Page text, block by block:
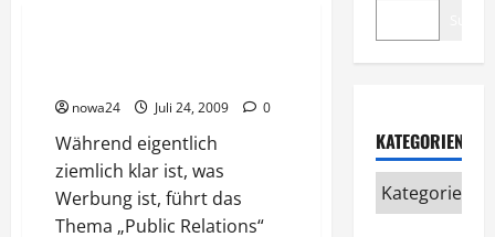
nowa24 Juli 24, 2009 0
Während eigentlich
ziemlich klar ist, was
Werbung ist, führt das
Thema „Public Relations“
KATEGORIEN